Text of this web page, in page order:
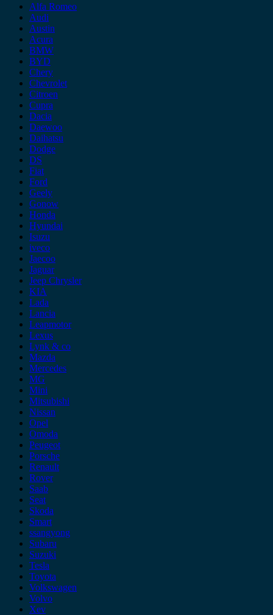
Alfa Romeo
Audi
Austin
Acura
BMW
BYD
Chery
Chevrolet
Citroen
Cupra
Dacia
Daewoo
Daihatsu
Dodge
DS
Fiat
Ford
Geely
Gonow
Honda
Hyundai
Isuzu
iveco
Jaecoo
Jaguar
Jeep Chrysler
KIA
Lada
Lancia
Leapmotor
Lexus
Lynk & co
Mazda
Mercedes
MG
Mini
Mitsubishi
Nissan
Opel
Omoda
Peugeot
Porsche
Renault
Rover
Saab
Seat
Skoda
Smart
ssangyong
Subaru
Suzuki
Tesla
Toyota
Volkswagen
Volvo
Xev